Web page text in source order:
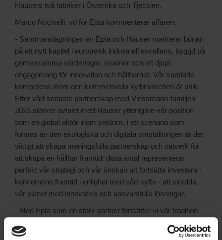
Hausers två fabriker i Österrike och Tjeckien.
Marco Nocivelli, vd för Epta kommenterar affären:
- Sammanslagningen av Epta och Hauser markerar början
på ett nytt kapitel i europeisk industriell excellens, byggd på
gemensamma värderingar, visioner och ett djupt
engagemang för innovation och hållbarhet. Vår samlade
kompetens inom den kommersiella kylbranschen är unik.
Efter vårt senaste partnerskap med Viessmann-familjen
2023 stärker avtalet med Hauser ytterligare vår position
som en global aktör inom sektorn. I ett scenario som
formas av den ekologiska och digitala omställningen är det
viktigt att skapa meningsfulla partnerskap och nätverk för
att skapa en hållbar framtid: detta avtal representerar
perfekt vår strategi och vår önskan att fortsätta investera i
koncernens framtid i enlighet med vårt syfte - att skydda
vår planet med innovativa och ansvarsfulla lösningar.
- Med Epta som en stark partner fortsätter vi vår tradition
internationella närvaro. Detta steg säkerställer företagets